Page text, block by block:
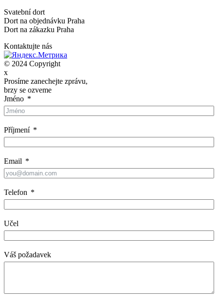
Svatební dort
Dort na objednávku Praha
Dort na zákazku Praha
Kontaktujte nás
© 2024 Copyright
x
Prosíme zanechejte zprávu,
brzy se ozveme
Jméno
Příjmení
Email
Telefon
Učel
Váš požadavek